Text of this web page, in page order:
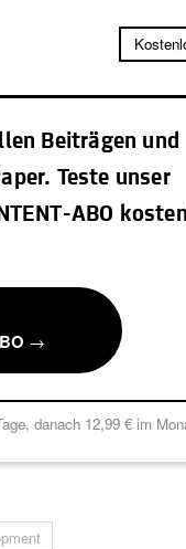
Beiträgen und
Teste unser
ABO
→
danach 12,99 € im